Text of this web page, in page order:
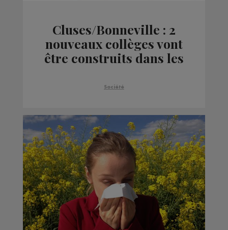
Cluses/Bonneville : 2
nouveaux collèges vont
être construits dans les
Société